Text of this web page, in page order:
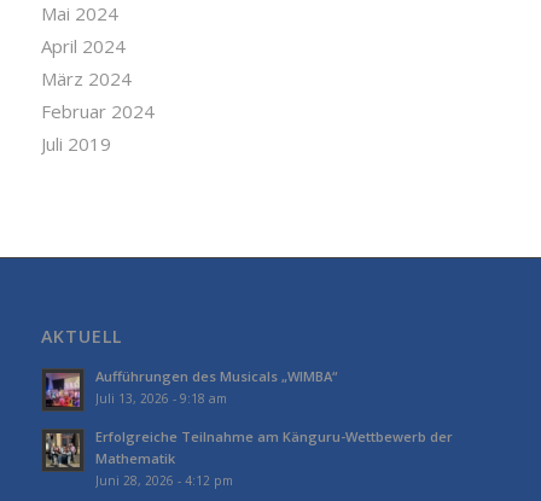
Mai 2024
April 2024
März 2024
Februar 2024
Juli 2019
AKTUELL
Aufführungen des Musicals „WIMBA“
Juli 13, 2026 - 9:18 am
Erfolgreiche Teilnahme am Känguru-Wettbewerb der
Mathematik
Juni 28, 2026 - 4:12 pm